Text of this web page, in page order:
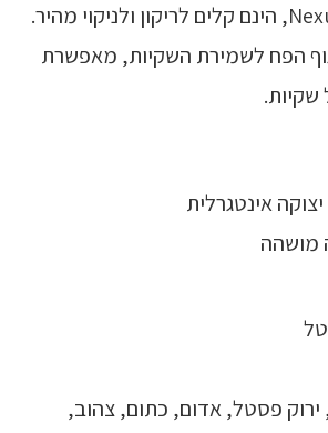
פחי המחזור Nexus 30, הינם קלים לריקון ולניקוי מהיר.
הפח לשמירת השקיות, מאפשרת
אינטגרלית
מושהה
פסטל, אדום, כתום, צהוב,